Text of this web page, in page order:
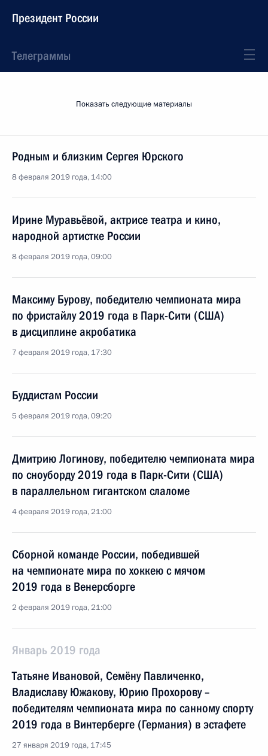
Президент России
Телеграммы
Показать следующие материалы
Родным и близким Сергея Юрского
8 февраля 2019 года, 14:00
Ирине Муравьёвой, актрисе театра и кино,
народной артистке России
8 февраля 2019 года, 09:00
Максиму Бурову, победителю чемпионата мира
по фристайлу 2019 года в Парк-Сити (США)
в дисциплине акробатика
7 февраля 2019 года, 17:30
Буддистам России
5 февраля 2019 года, 09:20
Дмитрию Логинову, победителю чемпионата мира
по сноуборду 2019 года в Парк-Сити (США)
в параллельном гигантском слаломе
4 февраля 2019 года, 21:00
Сборной команде России, победившей
на чемпионате мира по хоккею с мячом
2019 года в Венерсборге
2 февраля 2019 года, 21:00
Январь 2019 года
Татьяне Ивановой, Семёну Павличенко,
Владиславу Южакову, Юрию Прохорову –
победителям чемпионата мира по санному спорту
2019 года в Винтерберге (Германия) в эстафете
27 января 2019 года, 17:45